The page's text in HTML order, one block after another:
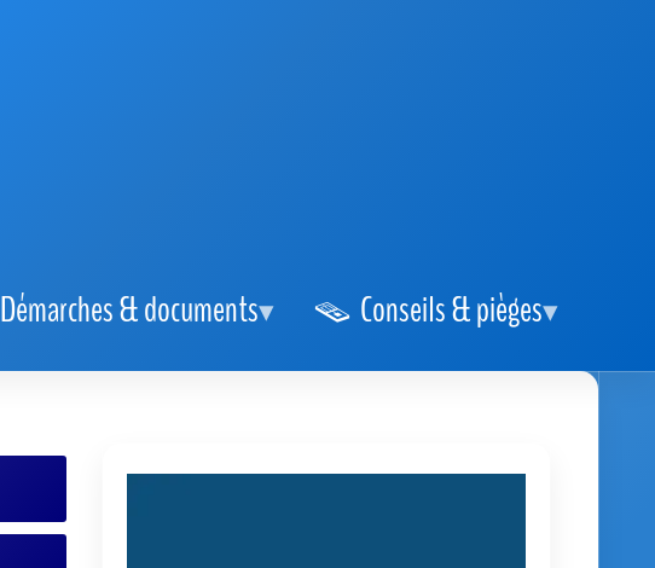
Démarches & documents Conseils & pièges